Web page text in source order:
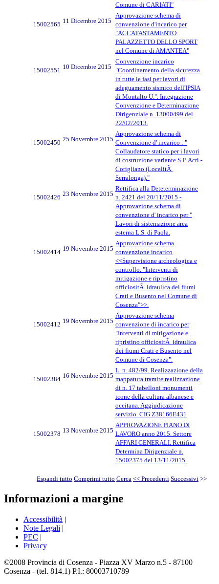
Comune di CARIATI"
15002565 11 Dicembre 2015
Approvazione schema di
convenzione d'incarico per
"ACCATASTAMENTO
PALAZZETTO DELLO SPORT
nel Comune di AMANTEA"
15002551 10 Dicembre 2015
Convenzione incarico
"Coordinamento della sicurezza
in tutte le fasi per lavori di
adeguamento sismico dell'IPSIA
di Montalto U.". Integrazione
Convenzione e Determinazione
Dirigenziale n. 13000499 del
22/02/2013.
15002450 25 Novembre 2015
Approvazione schema di
Convenzione d' incarico : "
Collaudatore statico per i lavori
di costruzione variante S.P. Acri -
Corigliano (LocalitÃ
Serralonga)."
15002426 23 Novembre 2015
Rettifica alla Deteterminazione
n. 2421 del 20/11/2015 -
Approvazione schema di
convenzione d' incarico per "
Lavori di sistemazione area
esterna L.S. di Paola.
15002414 19 Novembre 2015
Approvazione schema
convenzione incarico
<<Supervisione archeologica e
controllo. "Interventi di
mitigazione e ripristino
officiositÃ idraulica dei fiumi
Crati e Busento nel Comune di
Cosenza">>.
15002412 19 Novembre 2015
Approvazione schema
convenzione di incarico per
"Interventi di mitigazione e
ripristino officiositÃ idraulica
dei fiumi Crati e Busento nel
Comune di Cosenza".
15002384 16 Novembre 2015
L. n. 482/99. Realizzazione della
mappatura tramite realizzazione
di n. 17 tabelloni monumenti
icone della cultura albanese e
occitana. Aggiudicazione
servizio. CIG Z38166E431
15002378 13 Novembre 2015
APPROVAZIONE PIANO DI
LAVORO anno 2015. Settore
AFFARI GENERALI. Rettifica
Determina Dirigenziale n.
15002375 del 13/11/2015.
Espandi tutto Comprimi tutto Cerca << Precedenti Successivi >>
Informazioni a margine
Accessibilità |
Note Legali |
PEC |
Privacy
©2008 Provincia di Cosenza - Piazza XV Marzo n.5 - 87100
Cosenza - (tel. 814.1) P.I.: 80003710789